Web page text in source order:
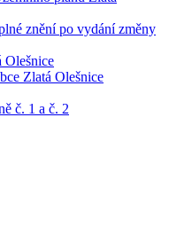
znění po vydání změny
Olešnice
Zlatá Olešnice
č. 1 a č. 2